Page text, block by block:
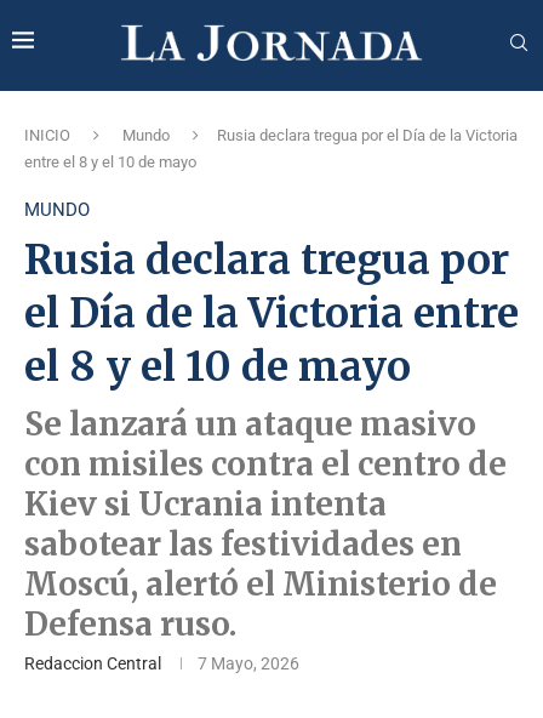
INICIO Mundo
Rusia declara tregua por el Día de la Victoria
entre el 8 y el 10 de mayo
MUNDO
Rusia declara tregua por
el Día de la Victoria entre
el 8 y el 10 de mayo
Se lanzará un ataque masivo
con misiles contra el centro de
Kiev si Ucrania intenta
sabotear las festividades en
Moscú, alertó el Ministerio de
Defensa ruso.
Redaccion Central 7 Mayo, 2026